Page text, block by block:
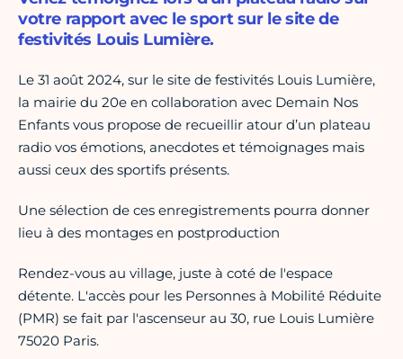
votre rapport avec le sport sur le site de
festivités Louis Lumière.
Le 31 août 2024, sur le site de festivités Louis Lumière,
la mairie du 20e en collaboration avec Demain Nos
Enfants vous propose de recueillir atour d’un plateau
radio vos émotions, anecdotes et témoignages mais
aussi ceux des sportifs présents.
Une sélection de ces enregistrements pourra donner
lieu à des montages en postproduction
Rendez-vous au village, juste à coté de l'espace
détente. L'accès pour les Personnes à Mobilité Réduite
(PMR) se fait par l'ascenseur au 30, rue Louis Lumière
75020 Paris.